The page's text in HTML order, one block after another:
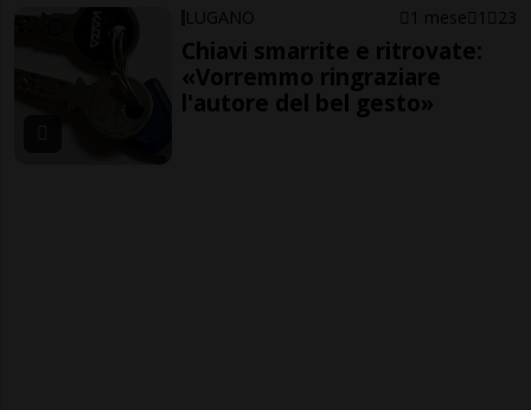
LUGANO 1 mese 1 23
Chiavi smarrite e ritrovate:
«Vorremmo ringraziare
l'autore del bel gesto»